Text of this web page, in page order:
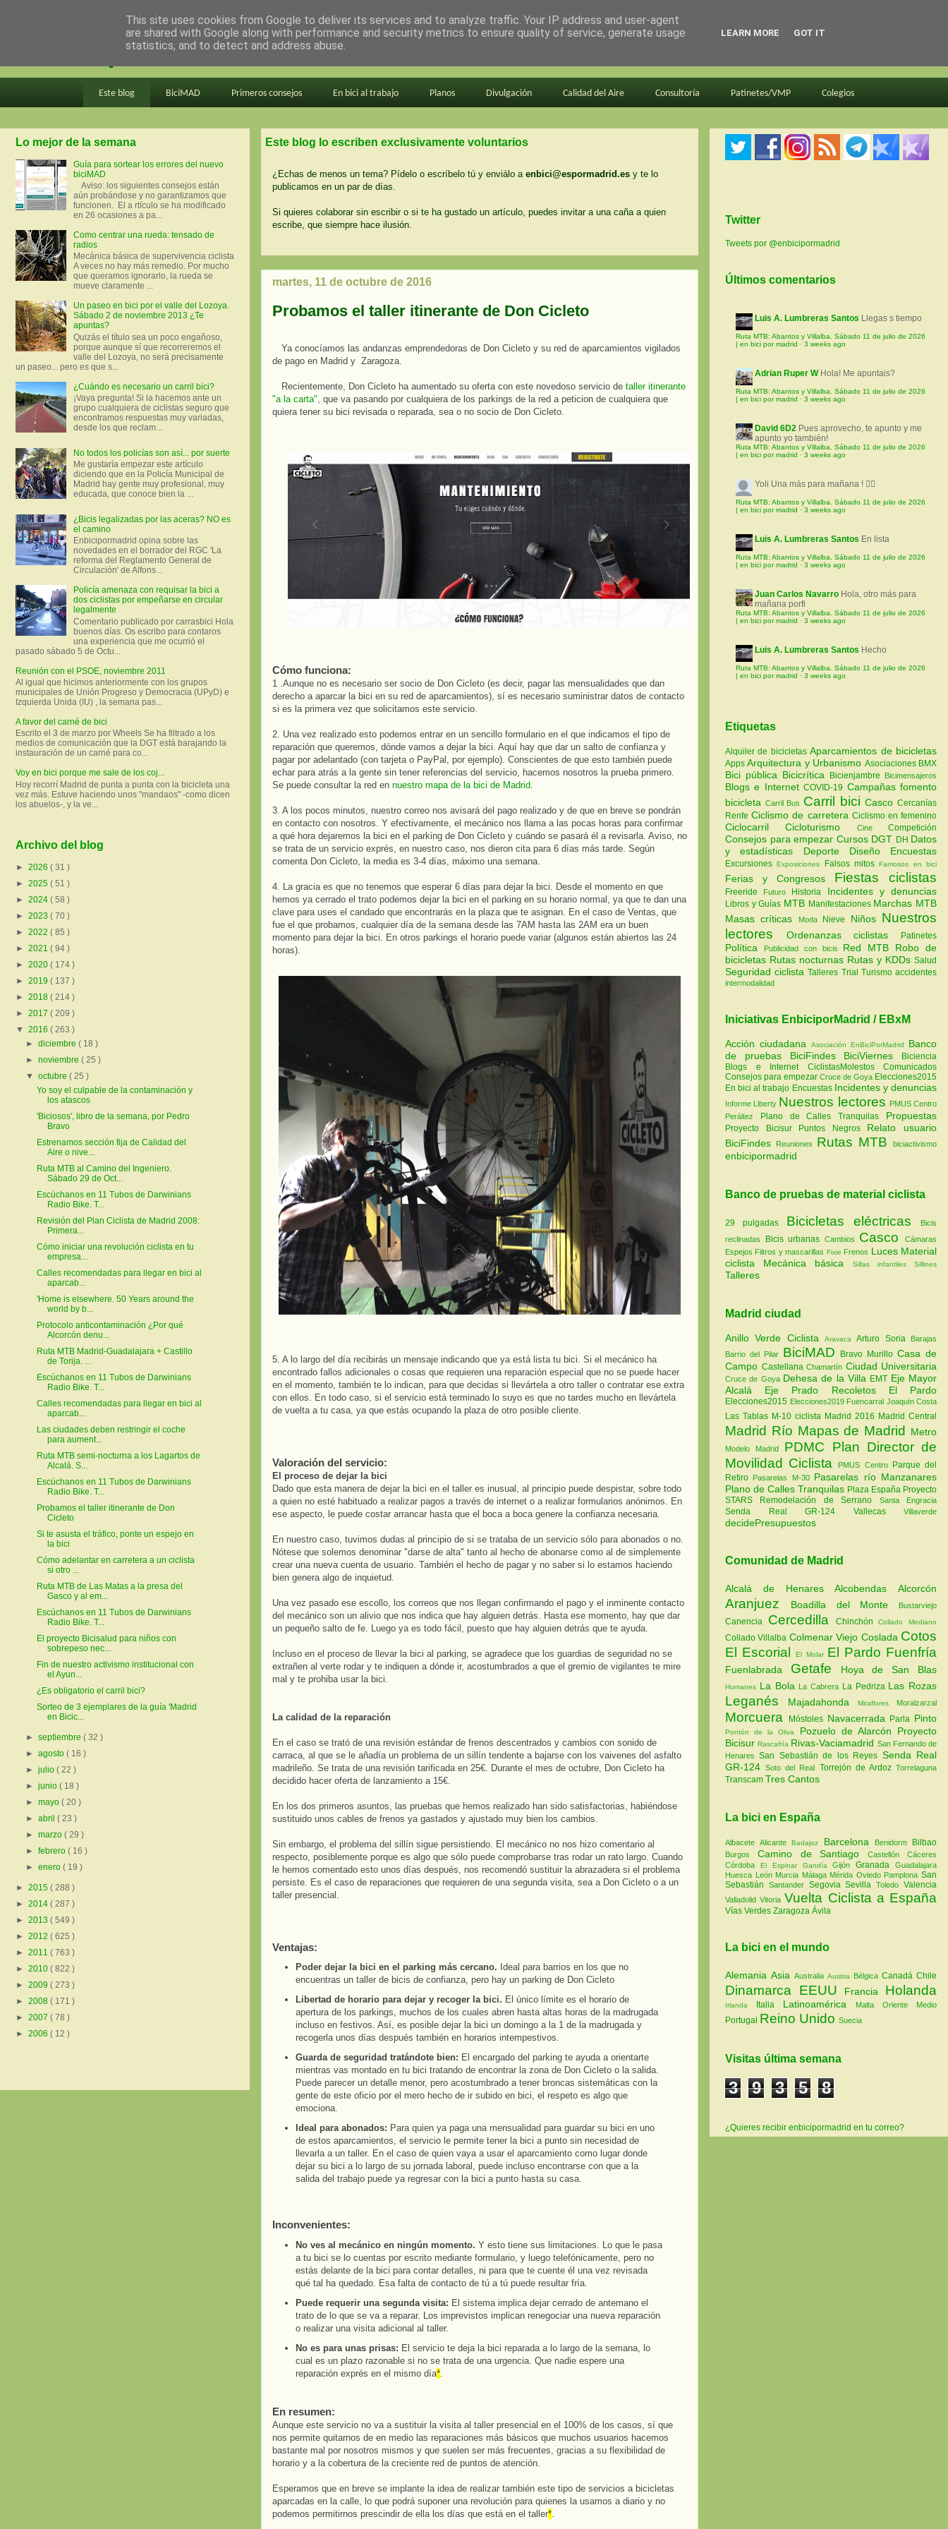
en bici por madrid
Este blog BiciMAD Primeros consejos En bici al trabajo Planos Divulgación Calidad del Aire Consultoría Patinetes/VMP Colegios
Este blog lo escriben exclusivamente voluntarios
¿Echas de menos un tema? Pídelo o escríbelo tú y enviálo a enbici@espormadrid.es y te lo
publicamos en un par de días.
Si quieres colaborar sin escribir o si te ha gustado un artículo, puedes invitar a una caña a quien
escribe, que siempre hace ilusión.
martes, 11 de octubre de 2016
Probamos el taller itinerante de Don Cicleto
Ya conocíamos las andanzas emprendedoras de Don Cicleto y su red de aparcamientos vigilados
de pago en Madrid y Zaragoza.
Recientemente, Don Cicleto ha aumentado su oferta con este novedoso servicio de taller itinerante
"a la carta" , que va pasando por cualquiera de los parkings de la red a peticion de cualquiera que
quiera tener su bici revisada o reparada, sea o no socio de Don Cicleto.
Cómo funciona:
1 .Aunque no es necesario ser socio de Don Cicleto (es decir, pagar las mensualidades que dan
derecho a aparcar la bici en su red de aparcamientos), sí es necesario suministrar datos de contacto
si es la primera vez que solicitamos este servicio.
2. Una vez realizado esto podemos entrar en un sencillo formulario en el que indicamos el tipo de
reparación que queremos, dónde vamos a dejar la bici. Aquí hay que dar un salto de confianza y
pagar por adelantado (con tarjeta o PayPal, por ejemplo). Conscientes de que esto también puede
echar para atrás a la gente sin tener referencias del servicio, hacemos nosotros la prueba primero.
Se puede consultar la red en nuestro mapa de la bici de Madrid.
3. A los pocos minutos, nuestro correo nos avisará del pago realizado y de que en breve se pondrán
en contacto con nosotros. Y efectivamente, el mecánico nos llama a las pocas horas para confirmar
a qué hora dejaremos la bici en el parking de Don Cicleto y cuándo se pasará él a revisarla. Aviso, no
se trata de un servicio exprés, en nuestro caso, nos dieron cita para 6 días más tarde. Según
comenta Don Cicleto, la media es 3-4 días, máximo una semana.
4. La gracia es que no tenemos que esperar 6 días para dejar la bici. Desde el momento en que
hemos ya cerrado el trato podemos dejar la bici en el parking en su horario normal, ya que te dan una
clave para uses el candado que encontrarás en la plaza que te asignan. En el caso de Ventas, que
fue el que probamos, cualquier día de la semana desde las 7AM hasta las 2AM era un buen
momento para dejar la bici. En otros parkings el horario puede variar (algunos están abiertos las 24
horas).
5. A lo largo del día recibirás un mensaje indicando que ya está lista tu bici. Si el mecánico ha
encontrado fallos adicionales o cosas que requieren una reparación especial que no se puede hacer
en el momento, también te lo indican, para que decidas si llevártela a otro taller o contratar ese extra
con ellos. En todo caso, si el servicio está terminado lo suyo es que no tardes mucho en llevártela
de vuelta a tu casa, ya que estás ocupando la plaza de otro posible cliente.
Valoración del servicio:
El proceso de dejar la bici
Dado que esta manera de dejar la bici en el taller es inusual, al principio puede despistar, sobre todo
a quien no esté habituado a realizar pagos a través de internet o a realizar formularios anónimos. En
ese aspecto, le puede costar arrancar hasta que el boca a boca genere la confianza necesaria.
En nuestro caso, tuvimos dudas al principio de si se trataba de un servicio sólo para abonados o no.
Nótese que solemos denominar "darse de alta" tanto al hecho de abonarse como al de simplemente
crear una nueva cuenta de usuario. También el hecho de pagar y no saber si lo estamos haciendo
bien genera algo de inquietud.
Una vez pasado ese escollo, los correos que nos llegan confirmando el pago y el inminente contacto
del mecánico son un alivio que nos indica que hay alguien detrás. Hasta ese momento, hay que dar
un pequeño salto de fe. Luego ya es todo fácil, puesto que hay alguien detrás que te ayuda.
Incluso en el proceso de llevar la bici al parking, se agradece que los guardias de seguridad no se
extrañen al verte rodar y te indiquen a dónde ir, acostumbrados a que el gremio de vigilantes te mire
mal y te prohiba usar la bici.
La calidad de la reparación
En el caso se trató de una revisión estándar de frenos descentrados y cambios con sonido de
carraca, al que se le añadía un problema de un sillín tendente a bajarse con los vaivenes del asfalto
madrileño. Se trata de una revisión tarificada en 25€. Durante el mes de octubre, Don Cicleto ha
decidido hacer oferta de lanzamiento a 15€.
En los dos primeros asuntos, las pruebas que hemos realizado han sido satisfactorias, habiéndose
sustituido unos cables de frenos ya gastados y ajustado muy bien los cambios.
Sin embargo, el problema del sillín sigue persistiendo. El mecánico no nos hizo comentario al
respecto, posiblemente porque es algo que sólo puede comprobarse tras rodar un rato largo. Cuando
le hemos comentado esto unos días después, nos recomendó sustituir la abrazadera si el problema
persiste. Es el caso de reparaciones que requieren de una segunda visita, sea a Don Cicleto o a un
taller presencial.
Ventajas:
Poder dejar la bici en el parking más cercano. Ideal para barrios en los que no
encuentras un taller de bicis de confianza, pero hay un parking de Don Cicleto
Libertad de horario para dejar y recoger la bici. El único límite es el horario de
apertura de los parkings, muchos de los cuales abren hasta altas horas de la madrugada
incluso en festivos. Así, es posible dejar la bici un domingo a la 1 de la madrugada y
recogerla unos días después también en horarios intempestivos.
Guarda de seguridad tratándote bien: El encargado del parking te ayuda a orientarte
mientras vas montado en tu bici tratando de encontrar la zona de Don Cicleto o la salida.
Puede parecer un detalle menor, pero acostumbrado a tener broncas sistemáticas con la
gente de este oficio por el mero hecho de ir subido en bici, el respeto es algo que
emociona.
Ideal para abonados: Para quien ya paga una mensualidad para guardar su bici en uno
de estos aparcamientos, el servicio le permite tener la bici a punto sin necesidad de
llevarla a un taller. En el caso de quien vaya a usar el aparcamiento como lugar donde
dejar su bici a lo largo de su jornada laboral, puede incluso encontrarse con que a la
salida del trabajo puede ya regresar con la bici a punto hasta su casa.
Inconvenientes:
No ves al mecánico en ningún momento. Y esto tiene sus limitaciones. Lo que le pasa
a tu bici se lo cuentas por escrito mediante formulario, y luego telefónicamente, pero no
estás delante de la bici para contar detalles, ni para que te cuente él una vez revisada
qué tal ha quedado. Esa falta de contacto de tú a tú puede resultar fría.
Puede requerir una segunda visita: El sistema implica dejar cerrado de antemano el
trato de lo que se va a reparar. Los imprevistos implican renegociar una nueva reparación
o realizar una visita adicional al taller.
No es para unas prisas: El servicio te deja la bici reparada a lo largo de la semana, lo
cual es un plazo razonable si no se trata de una urgencia. Que nadie espere una
reparación exprés en el mismo día*.
En resumen:
Aunque este servicio no va a sustituir la visita al taller presencial en el 100% de los casos, sí que
nos permite quitarnos de en medio las reparaciones más básicos que muchos usuarios hacemos
bastante mal por nosotros mismos y que suelen ser más frecuentes, gracias a su flexibilidad de
horario y a la cobertura de la creciente red de puntos de atención.
Esperamos que en breve se implante la idea de realizar también este tipo de servicios a bicicletas
aparcadas en la calle, lo que podrá suponer una revolución para quienes la usamos a diario y no
podemos permitirnos prescindir de ella los días que está en el taller*
Lo mejor de la semana
Guía para sortear los errores del nuevo
biciMAD
Aviso: los siguientes consejos están
aún probándose y no garantizamos que
funcionen. El a rtículo se ha modificado
en 26 ocasiones a pa...
Como centrar una rueda: tensado de
radios
Mecánica básica de supervivencia ciclista
A veces no hay más remedio. Por mucho
que queramos ignorarlo, la rueda se
mueve claramente ...
Un paseo en bici por el valle del Lozoya.
Sábado 2 de noviembre 2013 ¿Te
apuntas?
Quizás el título sea un poco engañoso,
porque aunque sí que recorreremos el
valle del Lozoya, no será precisamente
un paseo... pero es que s...
¿Cuándo es necesario un carril bici?
¡Vaya pregunta! Si la hacemos ante un
grupo cualquiera de ciclistas seguro que
encontramos respuestas muy variadas,
desde los que reclam...
No todos los policías son así... por suerte
Me gustaría empezar este artículo
diciendo que en la Policía Municipal de
Madrid hay gente muy profesional, muy
educada, que conoce bien la ...
¿Bicis legalizadas por las aceras? NO es
el camino
Enbicipormadrid opina sobre las
novedades en el borrador del RGC 'La
reforma del Reglamento General de
Circulación' de Alfons...
Policía amenaza con requisar la bici a
dos ciclistas por empeñarse en circular
legalmente
Comentario publicado por carrasbici Hola
buenos días. Os escribo para contaros
una experiencia que me ocurrió el
pasado sábado 5 de Octu...
Reunión con el PSOE, noviembre 2011
Al igual que hicimos anteriormente con los grupos
municipales de Unión Progreso y Democracia (UPyD) e
Izquierda Unida (IU) , la semana pas...
A favor del carné de bici
Escrito el 3 de marzo por Wheels Se ha filtrado a los
medios de comunicación que la DGT está barajando la
instauración de un carné para co...
Voy en bici porque me sale de los coj...
Hoy recorrí Madrid de punta a punta con la bicicleta una
vez más. Estuve haciendo unos "mandaos" -como dicen
los abuelos-, y la ve...
Archivo del blog
► 2026 ( 31 )
► 2025 ( 51 )
► 2024 ( 58 )
► 2023 ( 70 )
► 2022 ( 85 )
► 2021 ( 94 )
► 2020 ( 174 )
► 2019 ( 137 )
► 2018 ( 214 )
► 2017 ( 209 )
▼ 2016 ( 263 )
►diciembre( 18 )
►noviembre( 25 )
▼octubre( 25 )
Yo soy el culpable de la contaminación y
los atascos
'Biciosos', libro de la semana, por Pedro
Bravo
Estrenamos sección fija de Calidad del
Aire o nive...
Ruta MTB al Camino del Ingeniero.
Sábado 29 de Oct...
Escúchanos en 11 Tubos de Darwinians
Radio Bike. T...
Revisión del Plan Ciclista de Madrid 2008:
Primera...
Cómo iniciar una revolución ciclista en tu
empresa...
Calles recomendadas para llegar en bici al
aparcab...
'Home is elsewhere. 50 Years around the
world by b...
Protocolo anticontaminación ¿Por qué
Alcorcón denu...
Ruta MTB Madrid-Guadalajara + Castillo
de Torija. ...
Escúchanos en 11 Tubos de Darwinians
Radio Bike. T...
Calles recomendadas para llegar en bici al
aparcab...
Las ciudades deben restringir el coche
para aument...
Ruta MTB semi-nocturna a los Lagartos de
Alcalá. S...
Escúchanos en 11 Tubos de Darwinians
Radio Bike. T...
Probamos el taller itinerante de Don
Cicleto
Si te asusta el tráfico, ponte un espejo en
la bici
Cómo adelantar en carretera a un ciclista
si otro ...
Ruta MTB de Las Matas a la presa del
Gasco y al em...
Escúchanos en 11 Tubos de Darwinians
Radio Bike. T...
El proyecto Bicisalud para niños con
sobrepeso nec...
Fin de nuestro activismo institucional con
el Ayun...
¿Es obligatorio el carril bici?
Sorteo de 3 ejemplares de la guía 'Madrid
en Bicic...
►septiembre( 32 )
►agosto( 16 )
►julio( 22 )
►junio( 18 )
►mayo( 20 )
►abril( 23 )
►marzo( 29 )
►febrero( 16 )
►enero( 19 )
► 2015 ( 288 )
► 2014 ( 287 )
► 2013 ( 549 )
► 2012 ( 625 )
► 2011 ( 763 )
► 2010 ( 822 )
► 2009 ( 273 )
► 2008 ( 171 )
► 2007 ( 78 )
► 2006 ( 12 )
Twitter
Tweets por @enbicipormadrid
Últimos comentarios
Luis A. Lumbreras Santos Llegas s tiempo
Ruta MTB: Abantos y Villalba. Sábado 11 de julio de 2026
| en bici por madrid · 3 weeks ago
Adrian Ruper W Hola! Me apuntais?
Ruta MTB: Abantos y Villalba. Sábado 11 de julio de 2026
| en bici por madrid · 3 weeks ago
David 6D2 Pues aprovecho, te apunto y me
apunto yo también!
Ruta MTB: Abantos y Villalba. Sábado 11 de julio de 2026
| en bici por madrid · 3 weeks ago
Yoli Una más para mañana ! 🚵‍♀️
Ruta MTB: Abantos y Villalba. Sábado 11 de julio de 2026
| en bici por madrid · 3 weeks ago
Luis A. Lumbreras Santos En lista
Ruta MTB: Abantos y Villalba. Sábado 11 de julio de 2026
| en bici por madrid · 3 weeks ago
Juan Carlos Navarro Hola, otro más para
mañana porfi
Ruta MTB: Abantos y Villalba. Sábado 11 de julio de 2026
| en bici por madrid · 3 weeks ago
Luis A. Lumbreras Santos Hecho
Ruta MTB: Abantos y Villalba. Sábado 11 de julio de 2026
| en bici por madrid · 3 weeks ago
Etiquetas
Alquiler de bicicletasAparcamientos de bicicletas
AppsArquitectura y Urbanismo Asociaciones BMX
Bici pública Bicicrítica Bicienjambre Bicimensajeros
Blogs e InternetCOVID-19 Campañas fomento
bicicleta Carril Bus Carril biciCascoCercanías
RenfeCiclismo de carretera Ciclismo en femenino
CiclocarrilCicloturismo CineCompetición
Consejos para empezar Cursos DGT DH Datos
y estadísticas Deporte Diseño Encuestas
ExcursionesExposiciones Falsos mitosFamosos en bici
Ferias y Congresos Fiestas ciclistas
Freeride Futuro Historia Incidentes y denuncias
Libros y Guías MTB Manifestaciones Marchas MTB
Masas críticas
Moda Nieve Niños Nuestros
lectores
Ordenanzas ciclistas Patinetes
Política Publicidad con bicis Red MTB Robo de
bicicletas Rutas nocturnas Rutas y KDDs Salud
Seguridad ciclistaTalleres Trial Turismoaccidentes
intermodalidad
Iniciativas EnbiciporMadrid / EBxM
Acción ciudadana Asociación EnBiciPorMadrid
Banco
de pruebas
BiciFindes BiciViernes
Biciencia
Blogs e Internet
CiclistasMolestos
Comunicados
Consejos para empezar Cruce de Goya Elecciones2015
En bici al trabajo Encuestas Incidentes y denuncias
Informe Liberty Nuestros lectores
PMUS Centro
Peráltez
Plano de Calles Tranquilas Propuestas
Proyecto Bicisur Puntos Negros
Relato usuario
BiciFindes
Reuniones Rutas MTB biciactivismo
enbicipormadrid
Banco de pruebas de material ciclista
29 pulgadas Bicicletas eléctricas
Bicis
reclinadas
Bicis urbanas Cambios Casco
Cámaras
Espejos Filtros y mascarillas Fixie Frenos Luces Material
ciclista
Mecánica básica Sillas infantiles Sillines
Talleres
Madrid ciudad
Anillo Verde Ciclista AravacaArturo Soria
Barajas
Barrio del Pilar BiciMAD Bravo MurilloCasa de
Campo Castellana Chamartín Ciudad Universitaria
Cruce de Goya Dehesa de la Villa EMT Eje Mayor
Alcalá Eje Prado Recoletos El Pardo
Elecciones2015 Elecciones2019 Fuencarral Joaquín Costa
Las Tablas M-10 ciclista Madrid 2016 Madrid Central
Madrid Río Mapas de Madrid Metro
Modelo Madrid PDMC Plan Director de
Movilidad Ciclista
PMUS Centro Parque del
Retiro Pasarelas M-30 Pasarelas río Manzanares
Plano de Calles Tranquilas Plaza España Proyecto
STARS Remodelación de Serrano Santa Engracia
Senda Real GR-124 Vallecas Villaverde
decidePresupuestos
Comunidad de Madrid
Alcalá de HenaresAlcobendas Alcorcón
Aranjuez Boadilla del Monte Bustarviejo
Canencia Cercedilla ChinchónCollado Mediano
Collado Villalba Colmenar Viejo Coslada Cotos
El EscorialEl Molar El Pardo Fuenfría
Fuenlabrada Getafe Hoya de San Blas
Humanes La Bola La Cabrera La Pedriza Las Rozas
Leganés Majadahonda Miraflores Moralzarzal
Morcuera Móstoles Navacerrada Parla Pinto
Pontón de la Oliva Pozuelo de Alarcón Proyecto
BicisurRascafría Rivas-Vaciamadrid San Fernando de
HenaresSan Sebastián de los Reyes Senda Real
GR-124Soto del Real Torrejón de ArdozTorrelaguna
Transcam Tres Cantos
La bici en España
AlbaceteAlicanteBadajoz Barcelona Benidorm Bilbao
Burgos Camino de SantiagoCastellónCáceres
Córdoba El Espinar GandíaGijónGranadaGuadalajara
Huesca León Murcia Málaga Mérida Oviedo PamplonaSan
Sebastián Santander SegoviaSevillaToledoValencia
ValladolidVitoria Vuelta Ciclista a España
Vías Verdes Zaragoza Ávila
La bici en el mundo
Alemania Asia Australia Austria Bélgica Canadá Chile
Dinamarca EEUU Francia Holanda
Irlanda Italia Latinoamérica Malta Oriente Medio
Portugal Reino Unido Suecia
Visitas última semana
3 9 3 5 8
¿Quieres recibir enbicipormadrid en tu correo?
This site uses cookies from Google to deliver its services and to analyze traffic. Your IP address and user-agent
are shared with Google along with performance and security metrics to ensure quality of service, generate usage
statistics, and to detect and address abuse.
LEARN MORE GOT IT